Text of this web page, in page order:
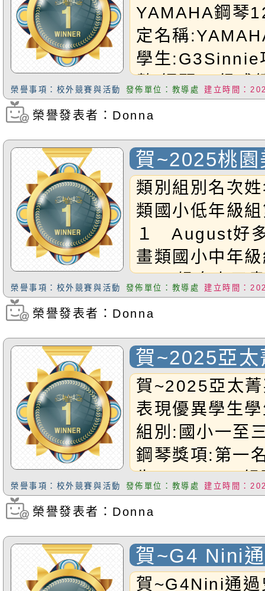
YAMAHA鋼琴
定名稱
學生:G3Sinnie
數:鋼琴12級成
Sinnie同學!
榮譽事項：校外競賽與活動 發佈單位：教導處 建立時間：
瀏覽次數：284
榮譽發表者：Donna
賀~2025桃
榮獲佳績
書法現場書
類別組別名次
類國小低年級
１ August好
畫類國小中年
Nina候鳥來了
高年級組入選
組第三名Ｇ３
(10/28新增)佳
本校G6Sara書
後,10/17參加
寫競賽，榮獲
書法第三名喔
獎同學們！福
榮!!
榮譽事項：校外競賽與活動 發佈單位：教導處 建立時間：
瀏覽次數：844
榮譽發表者：Donna
賀~2025亞
大賽 表現優
賀~2025亞太
表現優異學生
組別:國小一至
鋼琴獎項:第一
生:G5Brylee組
至六年級長笛
榮譽事項：校外競賽與活動 發佈單位：教導處 建立時間：
瀏覽次數：319
榮譽發表者：Donna
賀~G4 Nini
哈鋼琴第十
賀~G4Nini通過